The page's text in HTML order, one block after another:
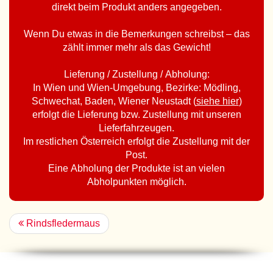
direkt beim Produkt anders angegeben.
Wenn Du etwas in die Bemerkungen schreibst – das
zählt immer mehr als das Gewicht!
Lieferung / Zustellung / Abholung:
In Wien und Wien-Umgebung, Bezirke: Mödling,
Schwechat, Baden, Wiener Neustadt (siehe hier)
erfolgt die Lieferung bzw. Zustellung mit unseren
Lieferfahrzeugen.
Im restlichen Österreich erfolgt die Zustellung mit der
Post.
Eine Abholung der Produkte ist an vielen
Abholpunkten möglich.
Rindsfledermaus